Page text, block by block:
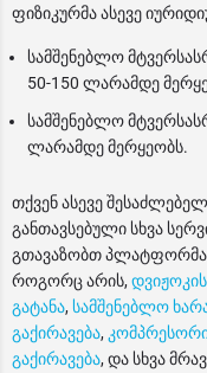
ფიზიკურმა ასევე
სამშენებლო
50-150 ლარამდე
სამშენებლო
ლარამდე მერყეობს.
თქვენ ასევე
განთავსებული სხვა
გთავაზობთ პლატფორმა
როგორც არის,
გატანა, სამშენებლო
გაქირავება,
გაქირავება, და სხვა